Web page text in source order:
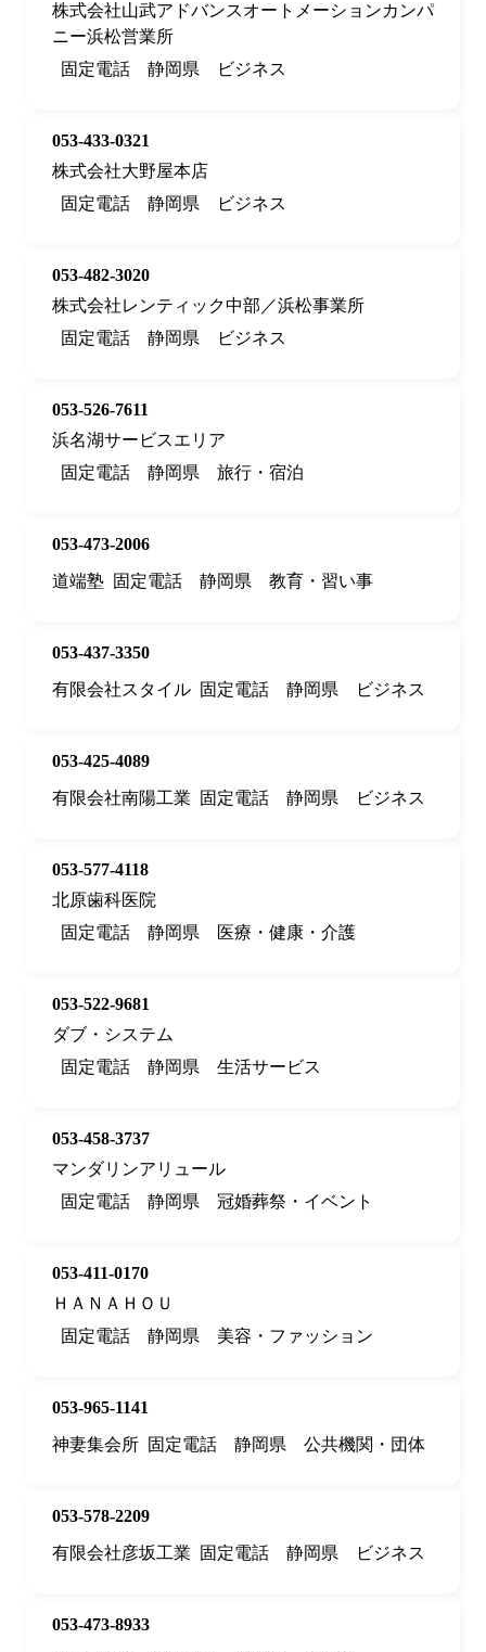
株式会社山武アドバンスオートメーションカンパ
ニー浜松営業所
固定電話
静岡県 ビジネス
053-433-0321
株式会社大野屋本店
固定電話
静岡県 ビジネス
053-482-3020
株式会社レンティック中部／浜松事業所
固定電話
静岡県 ビジネス
053-526-7611
浜名湖サービスエリア
固定電話
静岡県 旅行・宿泊
053-473-2006
道端塾 固定電話 静岡県 教育・習い事
053-437-3350
有限会社スタイル 固定電話 静岡県 ビジネス
053-425-4089
有限会社南陽工業
固定電話 静岡県 ビジネス
053-577-4118
北原歯科医院
固定電話
静岡県 医療・健康・介護
053-522-9681
ダブ・システム
固定電話
静岡県 生活サービス
053-458-3737
マンダリンアリュール
固定電話
静岡県 冠婚葬祭・イベント
053-411-0170
ＨＡＮＡＨＯＵ
固定電話
静岡県 美容・ファッション
053-965-1141
神妻集会所 固定電話 静岡県 公共機関・団体
053-578-2209
有限会社彦坂工業
固定電話 静岡県 ビジネス
053-473-8933